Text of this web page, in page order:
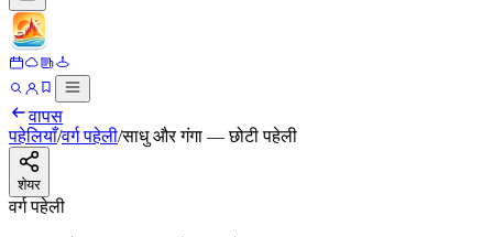
वापस
पहेलियाँ/वर्ग पहेली/साधु और गंगा — छोटी पहेली
शेयर
वर्ग पहेली